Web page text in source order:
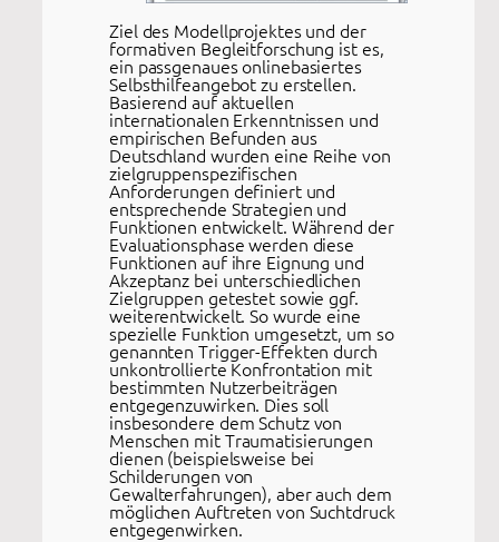
Ziel des Modellprojektes und der
formativen Begleitforschung ist es,
ein passgenaues onlinebasiertes
Selbsthilfeangebot zu erstellen.
Basierend auf aktuellen
internationalen Erkenntnissen und
empirischen Befunden aus
Deutschland wurden eine Reihe von
zielgruppenspezifischen
Anforderungen definiert und
entsprechende Strategien und
Funktionen entwickelt. Während der
Evaluationsphase werden diese
Funktionen auf ihre Eignung und
Akzeptanz bei unterschiedlichen
Zielgruppen getestet sowie ggf.
weiterentwickelt. So wurde eine
spezielle Funktion umgesetzt, um so
genannten Trigger-Effekten durch
unkontrollierte Konfrontation mit
bestimmten Nutzerbeiträgen
entgegenzuwirken. Dies soll
insbesondere dem Schutz von
Menschen mit Traumatisierungen
dienen (beispielsweise bei
Schilderungen von
Gewalterfahrungen), aber auch dem
möglichen Auftreten von Suchtdruck
entgegenwirken.